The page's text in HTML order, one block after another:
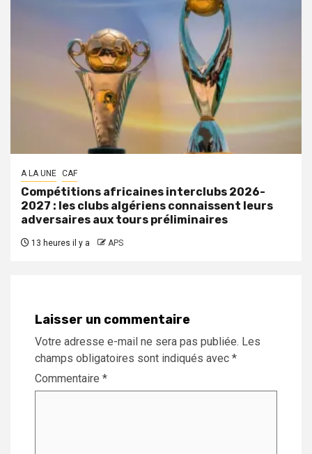
A LA UNE CAF
Compétitions africaines interclubs 2026-
2027 : les clubs algériens connaissent leurs
adversaires aux tours préliminaires
13 heures il y a APS
Laisser un commentaire
Votre adresse e-mail ne sera pas publiée. Les
champs obligatoires sont indiqués avec *
Commentaire *